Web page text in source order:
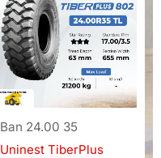
Ban 24.00 35
Uninest TiberPlus